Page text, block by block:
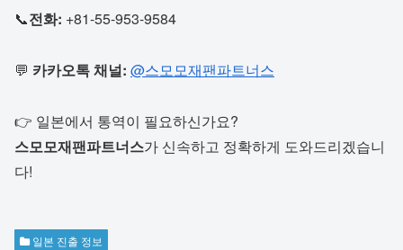
📞전화: +81-55-953-9584
💬 카카오톡 채널: @스모모재팬파트너스
👉 일본에서 통역이 필요하신가요?
스모모재팬파트너스가 신속하고 정확하게 도와드리겠습니
다!
일본 진출 정보